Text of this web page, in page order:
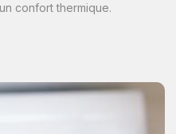
confort thermique.